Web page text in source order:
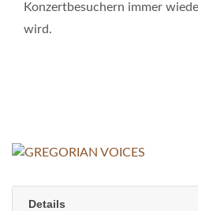
Konzertbesuchern immer
wird.
Details